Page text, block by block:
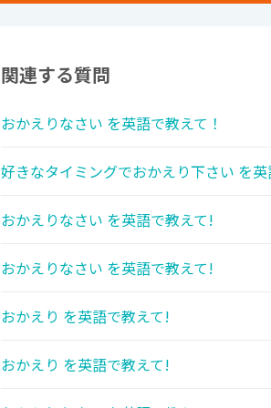
関連する質問
おかえりなさい を英語で教えて！
好きなタイミングでおかえり下さい を
おかえりなさい を英語で教えて!
おかえりなさい を英語で教えて!
おかえり を英語で教えて!
おかえり を英語で教えて!